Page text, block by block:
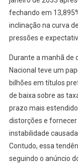
fechando em
inclinação na curva
pressões e
Durante a manhã de
Nacional teve um
bilhões em títulos
de baixa sobre as
prazo mais
distorções e
instabilidade
Contudo, essa
seguindo o anúncio